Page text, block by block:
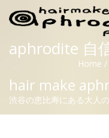
hair make
渋谷の恵比寿にある大人
aphrodite 自
Home /